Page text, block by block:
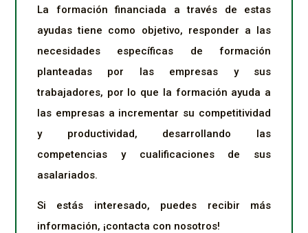
La formación financiada a través de estas
ayudas tiene como objetivo, responder a las
necesidades específicas de formación
planteadas por las empresas y sus
trabajadores, por lo que la formación ayuda a
las empresas a incrementar su competitividad
y productividad, desarrollando las
competencias y cualificaciones de sus
asalariados.
Si estás interesado, puedes recibir más
información, ¡contacta con nosotros!